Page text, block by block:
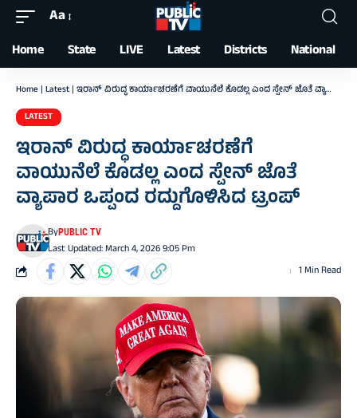
Font
Resizer
Aa
Home State LIVE Latest Districts National
Home | Latest | ಇರಾನ್‌ ವಿರುದ್ಧ ಕಾರ್ಯಾಚರಣೆಗೆ ವಾಯುನೆಲೆ ಕೊಡಲ್ಲ ಎಂದ ಸ್ಪೇನ್‌ ಜೊತೆ ವ್ಯಾಪಾರ ಒಪ್ಪಂದ ರದ್ದುಗೊಳಿಸಿದ ಟ್ರಂಪ್‌
LATEST
ಇರಾನ್‌ ವಿರುದ್ಧ ಕಾರ್ಯಾಚರಣೆಗೆ
ವಾಯುನೆಲೆ ಕೊಡಲ್ಲ ಎಂದ ಸ್ಪೇನ್‌ ಜೊತೆ
ವ್ಯಾಪಾರ ಒಪ್ಪಂದ ರದ್ದುಗೊಳಿಸಿದ ಟ್ರಂಪ್‌
Last Updated: March 4, 2026 9:05 Pm
ByPUBLIC TV
1 Min Read